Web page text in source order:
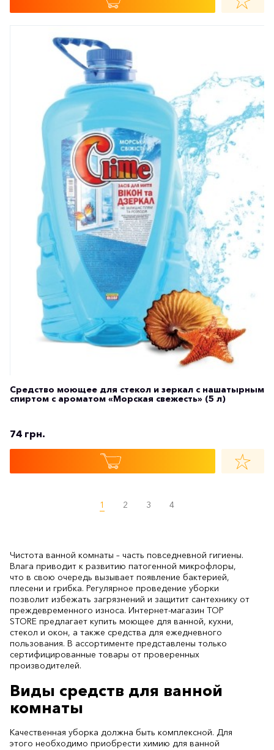
Средство моющее для стекол и зеркал с нашатырным
спиртом с ароматом «Морская свежесть» (5 л)
74 грн.
1 2 3 4
Чистота ванной комнаты – часть повседневной гигиены.
Влага приводит к развитию патогенной микрофлоры,
что в свою очередь вызывает появление бактерией,
плесени и грибка. Регулярное проведение уборки
позволит избежать загрязнений и защитит сантехнику от
преждевременного износа. Интернет-магазин TOP
STORE предлагает купить моющее для ванной, кухни,
стекол и окон, а также средства для ежедневного
пользования. В ассортименте представлены только
сертифицированные товары от проверенных
производителей.
Виды средств для ванной
комнаты
Качественная уборка должна быть комплексной. Для
этого необходимо приобрести химию для ванной